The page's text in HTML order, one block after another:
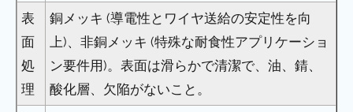
表
面
処
理
銅メッキ (導電性とワイヤ送給の安定性を向
上)、非銅メッキ (特殊な耐食性アプリケーショ
ン要件用)。表面は滑らかで清潔で、油、錆、
酸化層、欠陥がないこと。